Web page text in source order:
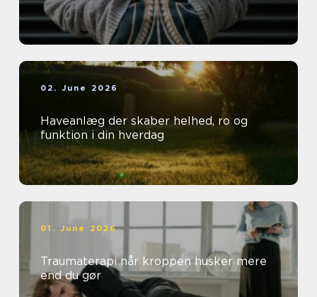
02. June 2026
Haveanlæg der skaber helhed, ro og
funktion i din hverdag
01. June 2026
Traumaterapi når kroppen husker mere
end du gør